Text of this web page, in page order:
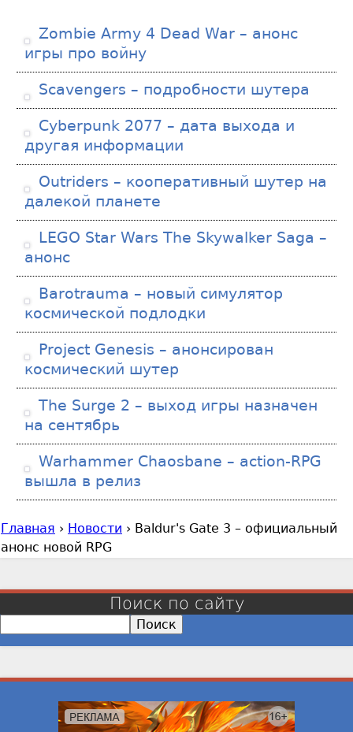
Zombie Army 4 Dead War – анонс
игры про войну
Scavengers – подробности шутера
Cyberpunk 2077 – дата выхода и
другая информации
Outriders – кооперативный шутер на
далекой планете
LEGO Star Wars The Skywalker Saga –
анонс
Barotrauma – новый симулятор
космической подлодки
Project Genesis – анонсирован
космический шутер
The Surge 2 – выход игры назначен
на сентябрь
Warhammer Chaosbane – action-RPG
вышла в релиз
В
ы
с
Главная › Новости › Baldur's Gate 3 – официальный
анонс новой RPG
Поиск по сайту
о
с